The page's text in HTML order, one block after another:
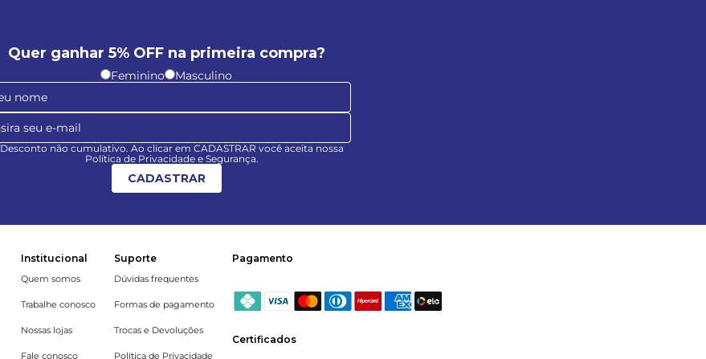
Quer ganhar 5% OFF na primeira compra?
Feminino Masculino
Desconto não cumulativo. Ao clicar em CADASTRAR você aceita nossa
Política de Privacidade e Segurança.
CADASTRAR
Institucional
Quem somos
Trabalhe conosco
Nossas lojas
Fale conosco
Suporte
Dúvidas frequentes
Formas de pagamento
Trocas e Devoluções
Política de Privacidade
Pagamento
Certificados